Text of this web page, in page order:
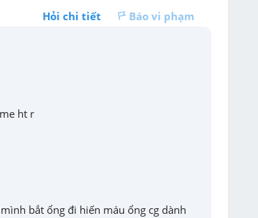
Hỏi chi tiết Báo vi phạm
ht r
bắt ổng đi hiến máu ổng cg dành